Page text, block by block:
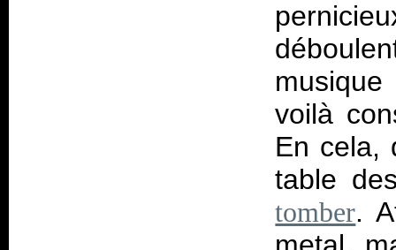
voilà
En cela,
table
tomber.